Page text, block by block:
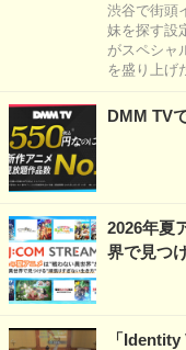
渋谷で街頭
妹を探す設
がスペシャ
を盛り上げ
DMM TV
2026年夏
界で見つ
「